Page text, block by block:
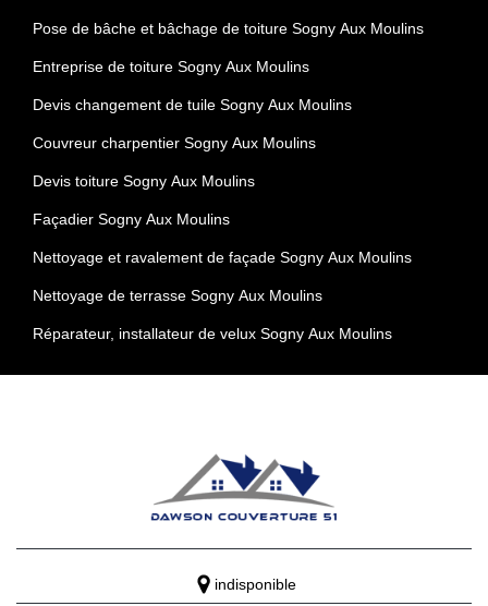
Pose de bâche et bâchage de toiture Sogny Aux Moulins
Entreprise de toiture Sogny Aux Moulins
Devis changement de tuile Sogny Aux Moulins
Couvreur charpentier Sogny Aux Moulins
Devis toiture Sogny Aux Moulins
Façadier Sogny Aux Moulins
Nettoyage et ravalement de façade Sogny Aux Moulins
Nettoyage de terrasse Sogny Aux Moulins
Réparateur, installateur de velux Sogny Aux Moulins
indisponible